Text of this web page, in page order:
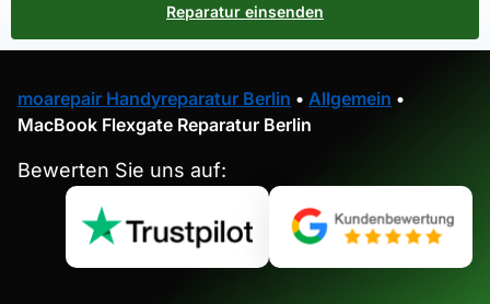
Reparatur einsenden
moarepair Handyreparatur Berlin • Allgemein •
MacBook Flexgate Reparatur Berlin
Bewerten Sie uns auf: